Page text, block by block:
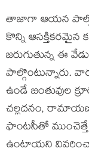
తాజాగా ఆయన
కొన్ని ఆసక్తికరమైన
జరుగుతున్న ఈ
పాల్గొంటున్నారు.
ఉండే జంతువుల
చల్లదనం,
ఫాంటసీతో ముంచెత్తే
ఉంటాయని